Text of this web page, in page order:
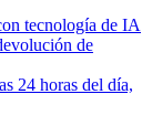
tecnología de IA
de
24 horas del día,